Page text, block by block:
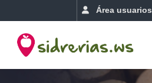
Área usuarios